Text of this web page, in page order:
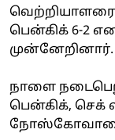
வெற்றியாளரை
பென்கிக் 6-2
முன்னேறினார்.
நாளை
பென்கிக்,
நோஸ்கோவாவை